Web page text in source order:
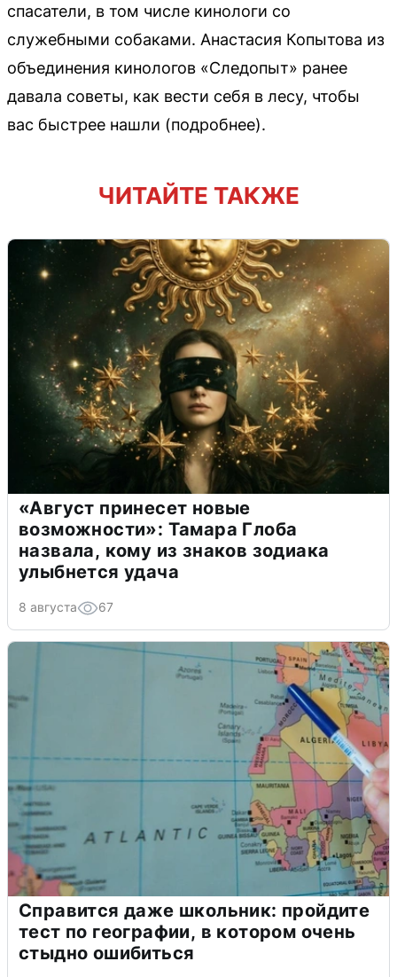
спасатели, в том числе кинологи со
служебными собаками. Анастасия Копытова из
объединения кинологов «Следопыт» ранее
давала советы, как вести себя в лесу, чтобы
вас быстрее нашли (подробнее).
ЧИТАЙТЕ ТАКЖЕ
«Август принесет новые
возможности»: Тамара Глоба
назвала, кому из знаков зодиака
улыбнется удача
8 августа 67
Справится даже школьник: пройдите
тест по географии, в котором очень
стыдно ошибиться